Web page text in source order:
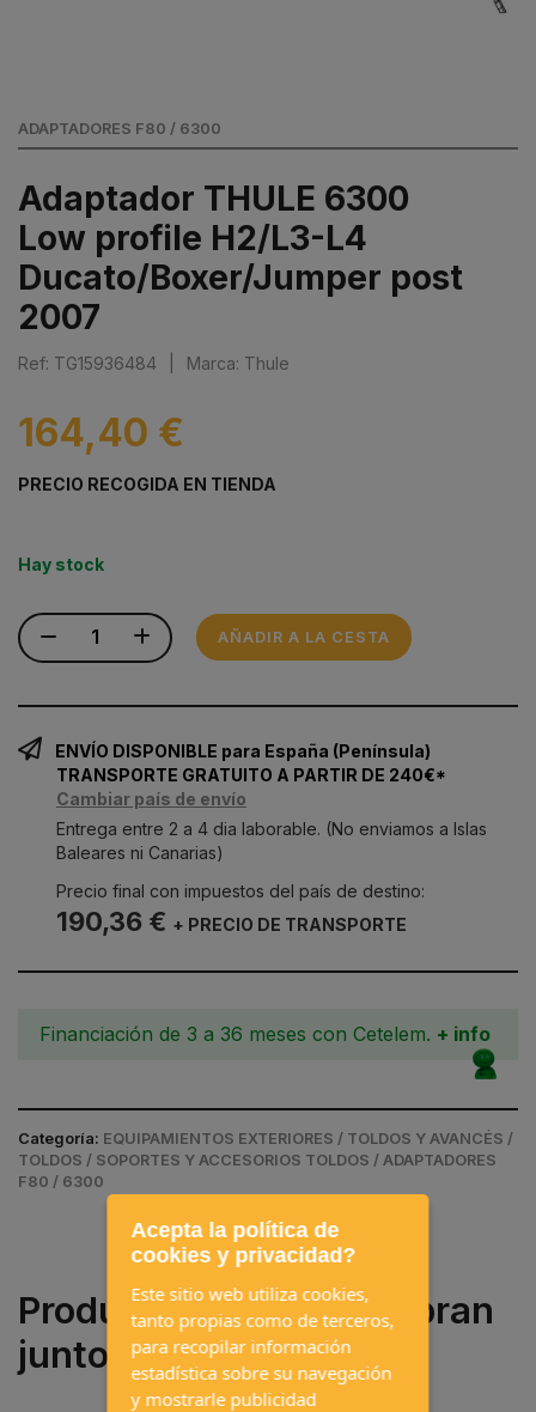
ADAPTADORES F80 / 6300
Adaptador THULE 6300
Low profile H2/L3-L4
Ducato/Boxer/Jumper post
2007
Ref: TG15936484 Marca: Thule
164,40 €
PRECIO RECOGIDA EN TIENDA
Hay stock
AÑADIR A LA CESTA
ENVÍO DISPONIBLE para España (Península)
TRANSPORTE GRATUITO A PARTIR DE 240€*
Cambiar país de envío
Entrega entre 2 a 4 dia laborable. (No enviamos a Islas
Baleares ni Canarias)
Precio final con impuestos del país de destino:
190,36 € + PRECIO DE TRANSPORTE
Financiación de 3 a 36 meses con Cetelem. + info
Categoría: EQUIPAMIENTOS EXTERIORES / TOLDOS Y AVANCÉS /
TOLDOS / SOPORTES Y ACCESORIOS TOLDOS / ADAPTADORES
F80 / 6300
Productos que se compran
juntos a menudo
Acepta la política de
cookies y privacidad?
Este sitio web utiliza cookies,
tanto propias como de terceros,
para recopilar información
estadística sobre su navegación
y mostrarle publicidad